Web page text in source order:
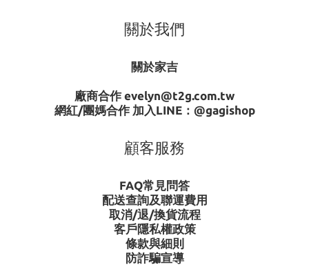
關於我們
關於家吉
廠商合作 evelyn@t2g.com.tw
網紅/團媽合作 加入LINE： @gagishop
顧客服務
FAQ常見問答
配送查詢及聯運費用
取消/退/換貨流程
客戶隱私權政策
條款與細則
防詐騙宣導